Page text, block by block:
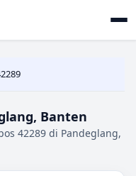
Banten
42289 di Pandeglang,